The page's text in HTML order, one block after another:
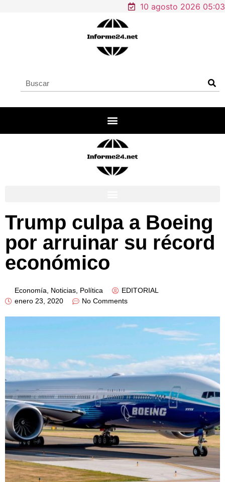
10 agosto 2026 05:03
Trump culpa a Boeing
por arruinar su récord
económico
Economía, Noticias, Política
EDITORIAL
enero 23, 2020
No Comments